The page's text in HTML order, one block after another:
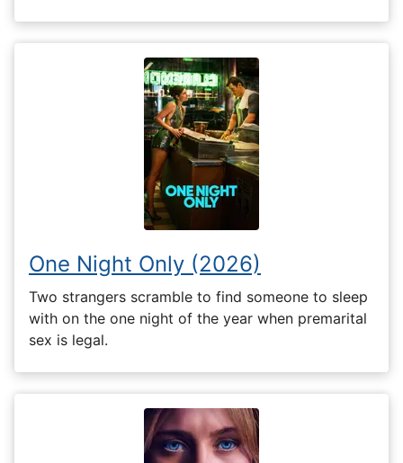
One Night Only (2026)
Two strangers scramble to find someone to sleep
with on the one night of the year when premarital
sex is legal.